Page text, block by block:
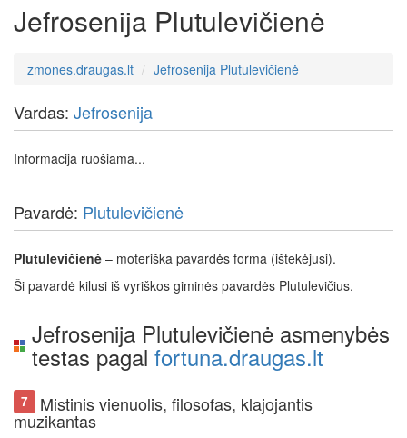
Jefrosenija Plutulevičienė
zmones.draugas.lt Jefrosenija Plutulevičienė
Vardas: Jefrosenija
Informacija ruošiama...
Pavardė: Plutulevičienė
Plutulevičienė – moteriška pavardės forma (ištekėjusi).
Ši pavardė kilusi iš vyriškos giminės pavardės Plutulevičius.
Jefrosenija Plutulevičienė asmenybės
testas pagal fortuna.draugas.lt
7 Mistinis vienuolis, filosofas, klajojantis
muzikantas